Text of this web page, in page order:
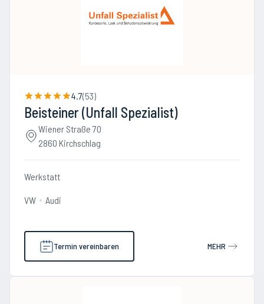
4.7(53)
Beisteiner (Unfall Spezialist)
Wiener Straße 70
2860 Kirchschlag
Werkstatt
VW Audi
Termin vereinbaren MEHR